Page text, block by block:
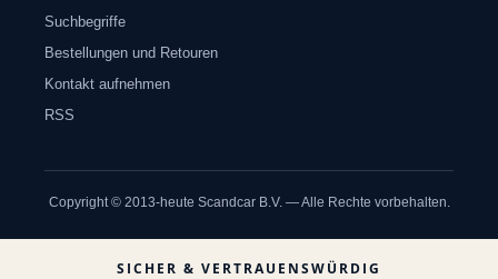
Suchbegriffe
Bestellungen und Retouren
Kontakt aufnehmen
RSS
Copyright © 2013-heute Scandcar B.V. — Alle Rechte vorbehalten.
SICHER & VERTRAUENSWÜRDIG